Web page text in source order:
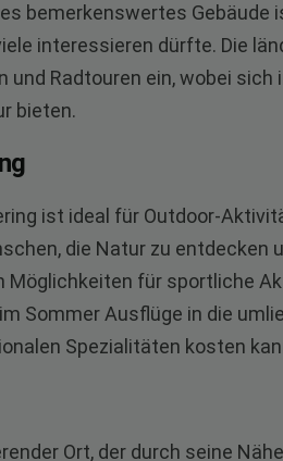
bemerkenswertes Gebäude
interessieren dürfte. Die
und Radtouren ein, wobei
bieten.
ist ideal für Outdoor-
die Natur zu entdecken
für sportliche
Sommer Ausflüge in die
Spezialitäten kosten
Ort, der durch seine